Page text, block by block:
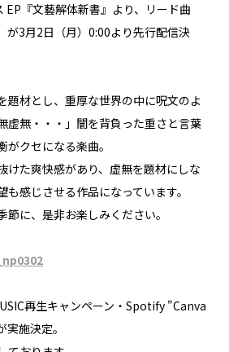
EP『文藝解体新書』より、リード曲
が3月2日（月）0:00より先行配信決
題材とし、重厚な世界の中に呪文のよ
虚無・・・」闇を背負った重さと言葉
クセになる楽曲。
けた爽快感があり、虚無を題材にしな
感じさせる作品になっています。
に、是非お楽しみください。
再生キャンペーン・Spotify "Canva
施決定。